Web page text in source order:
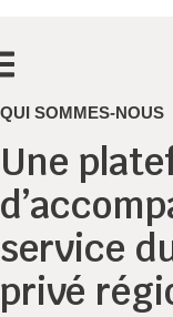
QUI SOMMES-NOUS
Une
service
privé